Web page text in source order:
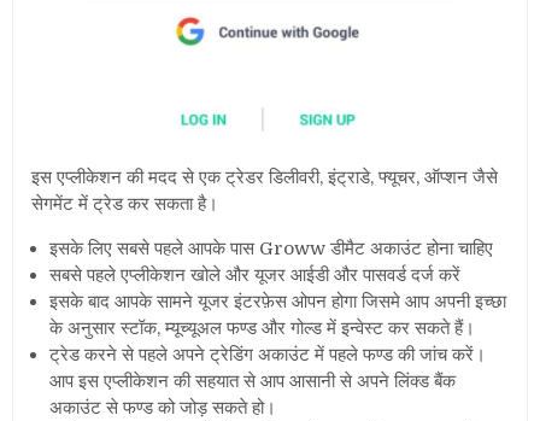
इस एप्लीकेशन की मदद से एक ट्रेडरडिलीवरी, इंट्राडे, फ्यूचर, ऑप्शन जैसे
सेगमेंट में ट्रेड कर सकता है।
इसके लिए सबसे पहले आपके पास Groww डीमैट अकाउंट होना चाहिए
सबसे पहले एप्लीकेशन खोले और यूजर आईडी और पासवर्ड दर्ज करें
इसके बाद आपके सामने यूजर इंटरफ़ेस ओपन होगा जिसमे आप अपनी इच्छा
के अनुसार स्टॉक, म्यूच्यूअल फण्ड और गोल्ड में इन्वेस्ट कर सकते हैं।
ट्रेड करने से पहले अपने ट्रेडिंग अकाउंट में पहले फण्ड की जांच करें।
आपइस एप्लीकेशन की सहयात से आप आसानी से अपने लिंक्ड बैंक
अकाउंट से फण्ड को जोड़ सकते हो।